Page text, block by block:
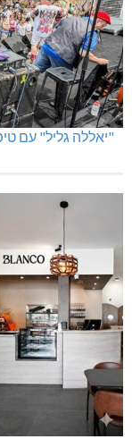
"יאללה גליל" עם